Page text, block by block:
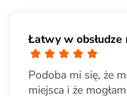
Łatwy w
Podoba mi się, że
miejsca i że